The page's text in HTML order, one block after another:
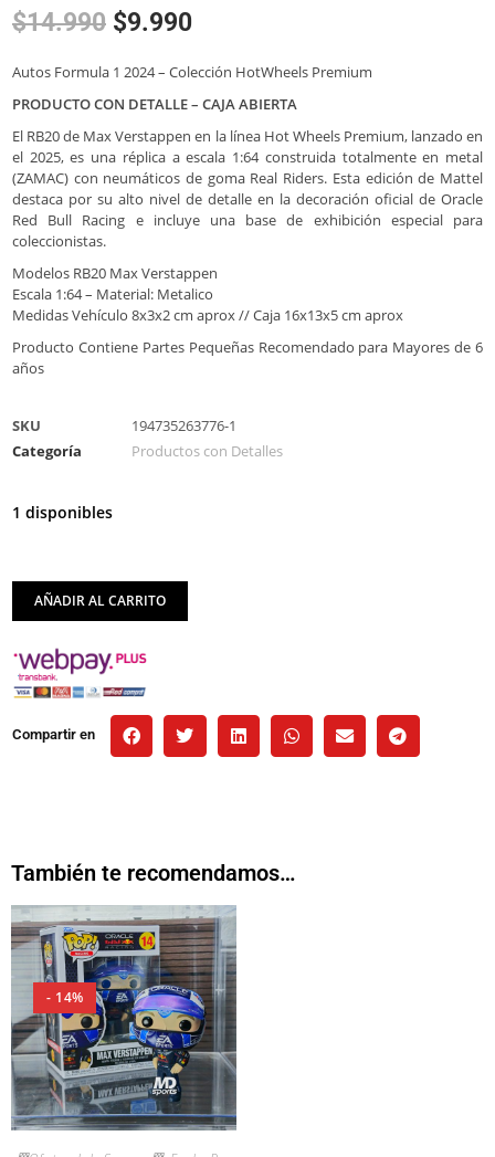
$14.990 $9.990
Autos Formula 1 2024 – Colección HotWheels Premium
PRODUCTO CON DETALLE – CAJA ABIERTA
El RB20 de Max Verstappen en la línea Hot Wheels Premium, lanzado en
el 2025, es una réplica a escala 1:64 construida totalmente en metal
(ZAMAC) con neumáticos de goma Real Riders. Esta edición de Mattel
destaca por su alto nivel de detalle en la decoración oficial de Oracle
Red Bull Racing e incluye una base de exhibición especial para
coleccionistas.
Modelos RB20 Max Verstappen
Escala 1:64 – Material: Metalico
Medidas Vehículo 8x3x2 cm aprox // Caja 16x13x5 cm aprox
Producto Contiene Partes Pequeñas Recomendado para Mayores de 6
años
SKU
194735263776-1
Categoría
Productos con Detalles
1 disponibles
AÑADIR AL CARRITO
Compartir en
También te recomendamos…
- 14%